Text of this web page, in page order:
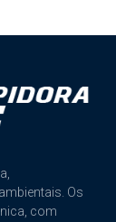
Os
com